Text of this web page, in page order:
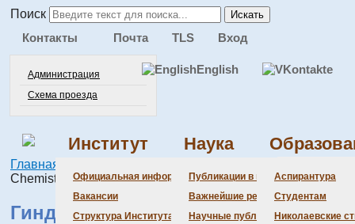
Поиск Искать
Контакты
Администрация
Схема проезда
Почта TLS Вход
English
Институт
Официальная информация
Бланки
История
Вакансии
Структура Института
Состав
Повестка
Информация
Состав
Даты защит
Шифры
Состав СНМ
Новости
Награды
Наука
Публикации в ведущих журналах
Важнейшие результаты
Научные публикации сотрудников
Аспирантура
Студентам
Николаевские
Главная
Chemistry
Гиндин Лев Моисеевич